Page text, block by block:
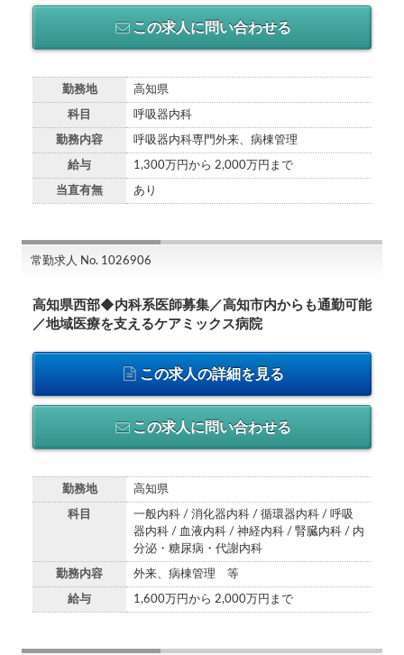
この求人に問い合わせる
勤務地 高知県
科目 呼吸器内科
勤務内容 呼吸器内科専門外来、病棟管理
給与 1,300万円から 2,000万円まで
当直有無 あり
常勤求人 No. 1026906
高知県西部◆内科系医師募集／高知市内からも通勤可能
／地域医療を支えるケアミックス病院
この求人の詳細を見る
この求人に問い合わせる
勤務地 高知県
科目
一般内科 / 消化器内科 / 循環器内科 / 呼吸
器内科 / 血液内科 / 神経内科 / 腎臓内科 / 内
分泌・糖尿病・代謝内科
勤務内容 外来、病棟管理 等
給与 1,600万円から 2,000万円まで